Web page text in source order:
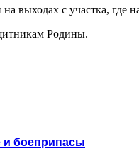
выходах с участка, где
Родины.
боеприпасы